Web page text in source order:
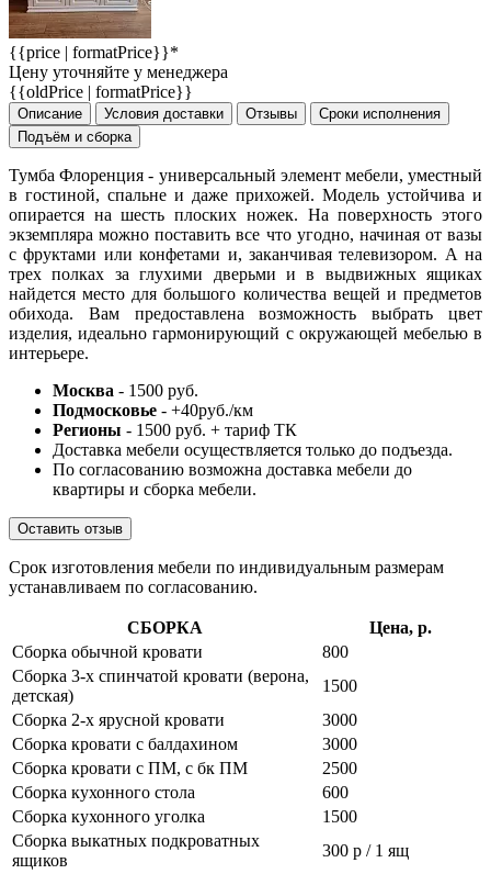
{{price | formatPrice}}*
Цену уточняйте у менеджера
{{oldPrice | formatPrice}}
Описание Условия доставки Отзывы
Сроки исполнения
Подъём и сборка
Тумба Флоренция - универсальный элемент мебели, уместный
в гостиной, спальне и даже прихожей. Модель устойчива и
опирается на шесть плоских ножек. На поверхность этого
экземпляра можно поставить все что угодно, начиная от вазы
с фруктами или конфетами и, заканчивая телевизором. А на
трех полках за глухими дверьми и в выдвижных ящиках
найдется место для большого количества вещей и предметов
обихода. Вам предоставлена возможность выбрать цвет
изделия, идеально гармонирующий с окружающей мебелью в
интерьере.
Москва - 1500 руб.
Подмосковье - +40руб./км
Регионы - 1500 руб. + тариф ТК
Доставка мебели осуществляется только до подъезда.
По согласованию возможна доставка мебели до
квартиры и сборка мебели.
Оставить отзыв
Срок изготовления мебели по индивидуальным размерам
устанавливаем по согласованию.
СБОРКА
Цена, р.
Сборка обычной кровати
800
Сборка 3-х спинчатой кровати (верона,
детская)
1500
Сборка 2-х ярусной кровати
3000
Сборка кровати с балдахином
3000
Сборка кровати с ПМ, с бк ПМ
2500
Сборка кухонного стола
600
Сборка кухонного уголка
1500
Сборка выкатных подкроватных
ящиков
300 р / 1 ящ